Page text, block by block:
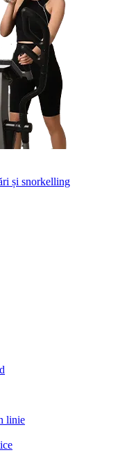
și snorkelling
linie